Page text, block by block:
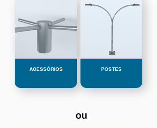
ACESSÓRIOS POSTES
ou